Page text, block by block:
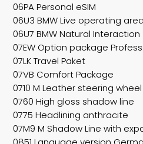
06PA Personal eSIM
06U3 BMW Live operating
06U7 BMW Natural Interaction
07EW Option package
07LK Travel Paket
07VB Comfort Package
0710 M Leather steering wheel
0760 High gloss shadow line
0775 Headlining anthracite
07M9 M Shadow Line with